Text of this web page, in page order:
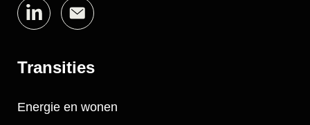
Transities
Energie en wonen